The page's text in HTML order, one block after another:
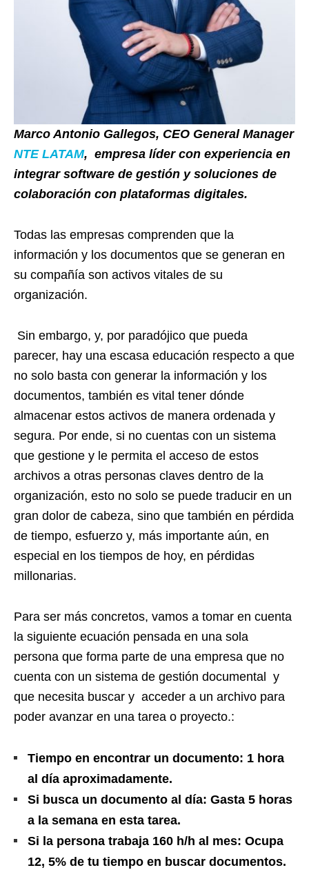
Marco Antonio Gallegos, CEO General Manager
NTE LATAM, empresa líder con experiencia en
integrar software de gestión y soluciones de
colaboración con plataformas digitales.
Todas las empresas comprenden que la
información y los documentos que se generan en
su compañía son activos vitales de su
organización.
Sin embargo, y, por paradójico que pueda
parecer, hay una escasa educación respecto a que
no solo basta con generar la información y los
documentos, también es vital tener dónde
almacenar estos activos de manera ordenada y
segura. Por ende, si no cuentas con un sistema
que gestione y le permita el acceso de estos
archivos a otras personas claves dentro de la
organización, esto no solo se puede traducir en un
gran dolor de cabeza, sino que también en pérdida
de tiempo, esfuerzo y, más importante aún, en
especial en los tiempos de hoy, en pérdidas
millonarias.
Para ser más concretos, vamos a tomar en cuenta
la siguiente ecuación pensada en una sola
persona que forma parte de una empresa que no
cuenta con un sistema de gestión documental y
que necesita buscar y acceder a un archivo para
poder avanzar en una tarea o proyecto.:
Tiempo en encontrar un documento: 1 hora
al día aproximadamente.
Si busca un documento al día: Gasta 5 horas
a la semana en esta tarea.
Si la persona trabaja 160 h/h al mes: Ocupa
12, 5% de tu tiempo en buscar documentos.